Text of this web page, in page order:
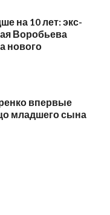
на 10 лет: экс-
Воробьева
нового
впервые
младшего сына